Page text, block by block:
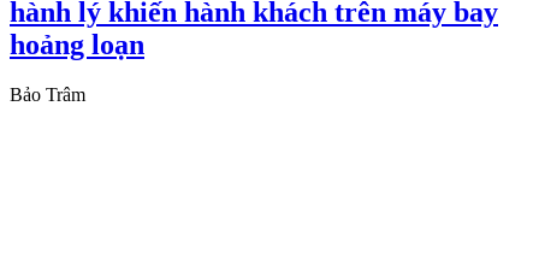
hành lý khiến hành khách trên máy bay
hoảng loạn
Bảo Trâm